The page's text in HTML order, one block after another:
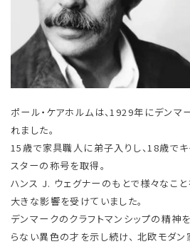
ポール・ケアホルムは、1929年にデン
れました。
15歳で家具職人に弟子入りし、18歳で
スターの称号を取得。
ハンス J. ウェグナーのもとで様々なこと
大きな影響を受けていました。
デンマークのクラフトマンシップの精神
らない異色の才を示し続け、 北欧モダ